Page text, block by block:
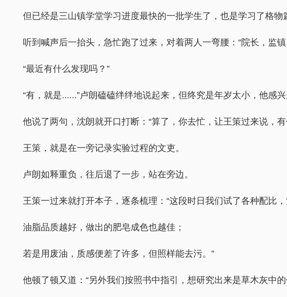
但已经是三山镇学堂学习进度最快的一批学生了，也是学习了格物
听到喊声后一抬头，急忙跑了过来，对着两人一弯腰：“院长，监镇
“最近有什么发现吗？”
“有，就是......”卢朗磕磕绊绊地说起来，但终究是年岁太小，他感
他说了两句，沈朗就开口打断：“算了，你去忙，让王策过来说，
王策，就是在一旁记录实验过程的文吏。
卢朗如释重负，往后退了一步，站在旁边。
王策一过来就打开本子，逐条梳理：“这段时日我们试了各种配比
油脂品质越好，做出的肥皂成色也越佳；
若是用废油，质感便差了许多，但照样能去污。”
他顿了顿又道：“另外我们按照书中指引，想研究出来是草木灰中的